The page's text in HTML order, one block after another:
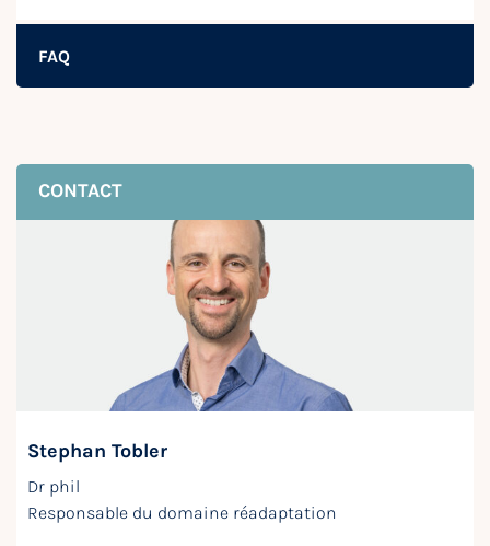
FAQ
CONTACT
Stephan Tobler
Dr phil
Responsable du domaine réadaptation